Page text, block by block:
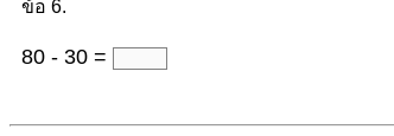
ข้อ 6.
80 - 30 =